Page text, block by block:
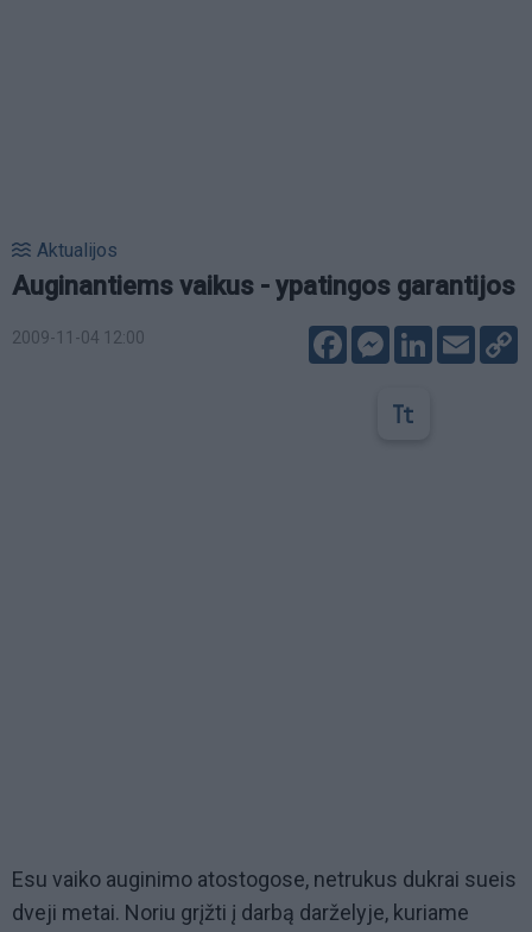
Aktualijos
Auginantiems vaikus - ypatingos garantijos
2009-11-04 12:00 FacebookMessenger
LinkedIn
Email
Esu vaiko auginimo atostogose, netrukus dukrai sueis
dveji metai. Noriu grįžti į darbą darželyje, kuriame